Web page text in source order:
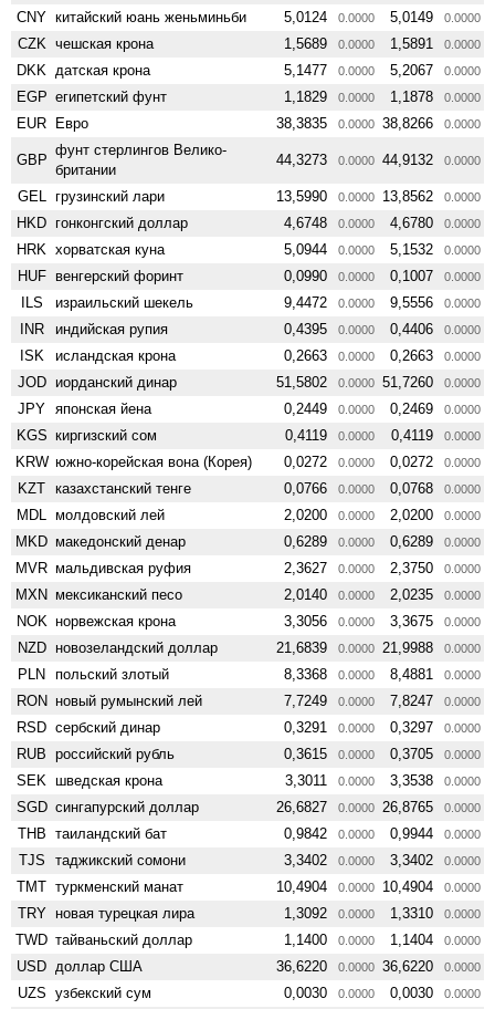
CNY китайский юань женьминьби 5,0124 0.0000 5,0149 0.0000
CZK чешская крона 1,5689 0.0000 1,5891 0.0000
DKK датская крона 5,1477 0.0000 5,2067 0.0000
EGP египетский фунт 1,1829 0.0000 1,1878 0.0000
EUR Евро 38,3835 0.0000 38,8266 0.0000
GBP
фунт стерлингов Велико­
британии
44,3273 0.0000 44,9132 0.0000
GEL грузинский лари 13,5990 0.0000 13,8562 0.0000
HKD гонконгский доллар 4,6748 0.0000 4,6780 0.0000
HRK хорватская куна 5,0944 0.0000 5,1532 0.0000
HUF венгерский форинт 0,0990 0.0000 0,1007 0.0000
ILS израильский шекель 9,4472 0.0000 9,5556 0.0000
INR индийская рупия 0,4395 0.0000 0,4406 0.0000
ISK исландская крона 0,2663 0.0000 0,2663 0.0000
JOD иорданский динар 51,5802 0.0000 51,7260 0.0000
JPY японская йена 0,2449 0.0000 0,2469 0.0000
KGS киргизский сом 0,4119 0.0000 0,4119 0.0000
KRW южно-корейская вона (Корея) 0,0272 0.0000 0,0272 0.0000
KZT казахстанский тенге 0,0766 0.0000 0,0768 0.0000
MDL молдовский лей 2,0200 0.0000 2,0200 0.0000
MKD македонский денар 0,6289 0.0000 0,6289 0.0000
MVR мальдивская руфия 2,3627 0.0000 2,3750 0.0000
MXN мексиканский песо 2,0140 0.0000 2,0235 0.0000
NOK норвежская крона 3,3056 0.0000 3,3675 0.0000
NZD ново­зеландский доллар 21,6839 0.0000 21,9988 0.0000
PLN польский злотый 8,3368 0.0000 8,4881 0.0000
RON новый румынский лей 7,7249 0.0000 7,8247 0.0000
RSD сербский динар 0,3291 0.0000 0,3297 0.0000
RUB российский рубль 0,3615 0.0000 0,3705 0.0000
SEK шведская крона 3,3011 0.0000 3,3538 0.0000
SGD сингапурский доллар 26,6827 0.0000 26,8765 0.0000
THB таиландский бат 0,9842 0.0000 0,9944 0.0000
TJS таджикский сомони 3,3402 0.0000 3,3402 0.0000
TMT туркменский манат 10,4904 0.0000 10,4904 0.0000
TRY новая турецкая лира 1,3092 0.0000 1,3310 0.0000
TWD тайваньский доллар 1,1400 0.0000 1,1404 0.0000
USD доллар США 36,6220 0.0000 36,6220 0.0000
UZS узбекский сум 0,0030 0.0000 0,0030 0.0000